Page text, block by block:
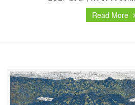
Read More